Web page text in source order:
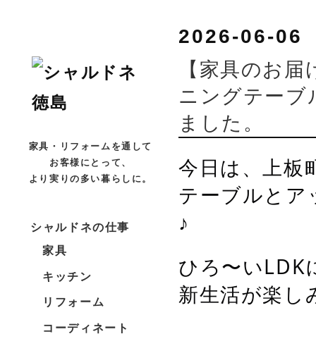
家具・リフォームを通して
お客様にとって、
より実りの多い暮らしに。
シャルドネの仕事
家具
キッチン
リフォーム
コーディネート
2026-06-06
【家具のお
ニングテーブ
ました。
今日は、上板
テーブルと
♪
ひろ〜いLDK
新生活が楽